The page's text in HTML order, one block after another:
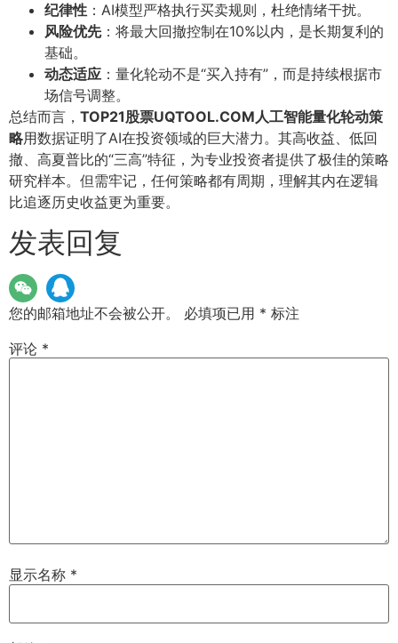
纪律性 ：AI模型严格执行买卖规则，杜绝情绪干扰。
风险优先：将最大回撤控制在10%以内，是长期复利的
基础。
动态适应 ：量化轮动不是“买入持有”，而是持续根据市
场信号调整。
总结而言， TOP21股票UQTOOL.COM人工智能量化轮动策
略用数据证明了AI在投资领域的巨大潜力。其高收益、低回
撤、高夏普比的“三高”特征，为专业投资者提供了极佳的策略
研究样本。但需牢记，任何策略都有周期，理解其内在逻辑
比追逐历史收益更为重要。
发表回复
您的邮箱地址不会被公开。 必填项已用 * 标注
评论 *
显示名称 *